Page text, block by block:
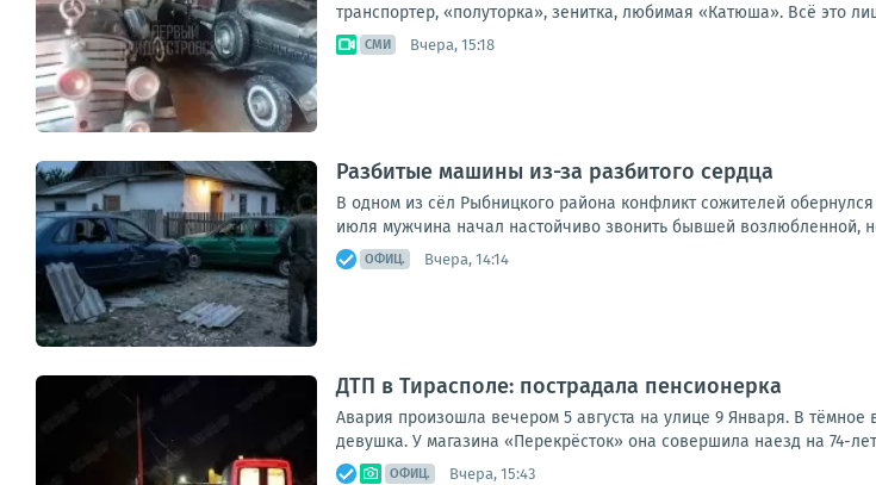
транспортер, «полуторка», зенитка, любимая «Катюша». Всё это
СМИ Вчера, 15:18
Разбитые машины из-за разбитого сердца
В одном из сёл Рыбницкого района конфликт сожителей
июля мужчина начал настойчиво звонить бывшей возлюбленной,
ОФИЦ. Вчера, 14:14
ДТП в Тирасполе: пострадала пенсионерка
Авария произошла вечером 5 августа на улице 9 Января. В
девушка. У магазина «Перекрёсток» она совершила наезд на 74-
ОФИЦ. Вчера, 15:43